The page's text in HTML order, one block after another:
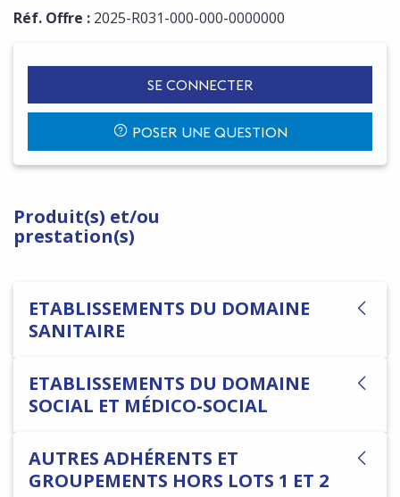
Réf. Offre : 2025-R031-000-000-0000000
SE CONNECTER
POSER UNE QUESTION
Produit(s) et/ou
prestation(s)
ETABLISSEMENTS DU DOMAINE
SANITAIRE
ETABLISSEMENTS DU DOMAINE
SOCIAL ET MÉDICO-SOCIAL
AUTRES ADHÉRENTS ET
GROUPEMENTS HORS LOTS 1 ET 2